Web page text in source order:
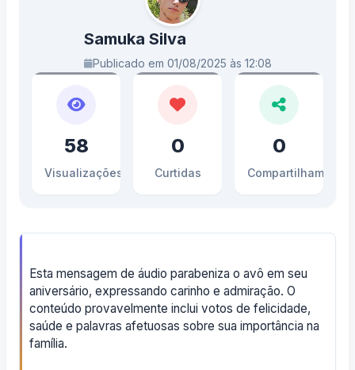
Samuka Silva
Publicado em 01/08/2025 às 12:08
58
Visualizações
0
Curtidas
0
Compartilhamentos
Esta mensagem de áudio parabeniza o avô em seu
aniversário, expressando carinho e admiração. O
conteúdo provavelmente inclui votos de felicidade,
saúde e palavras afetuosas sobre sua importância na
família.